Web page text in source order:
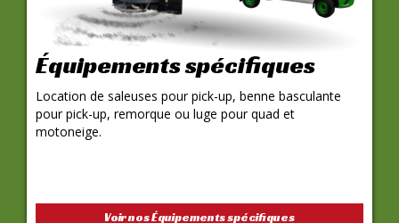
Équipements spécifiques
Location de saleuses pour pick-up, benne basculante
pour pick-up, remorque ou luge pour quad et
motoneige.
Voir nos Équipements spécifiques